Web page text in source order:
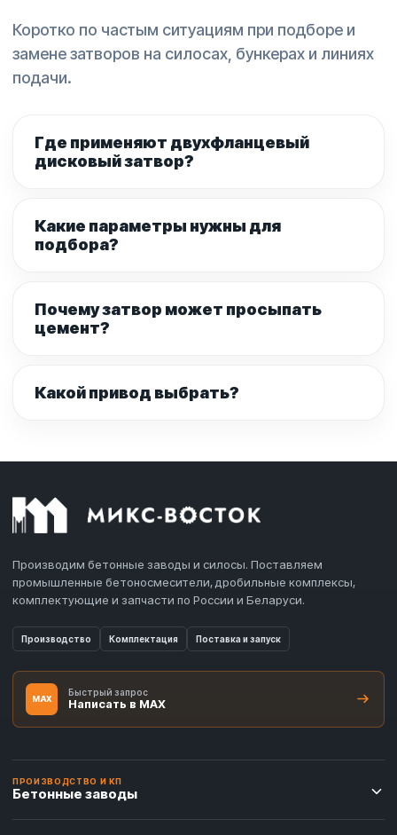
Коротко по частым ситуациям при подборе и
замене затворов на силосах, бункерах и линиях
подачи.
Где применяют двухфланцевый
дисковый затвор?
Какие параметры нужны для
подбора?
Почему затвор может просыпать
цемент?
Какой привод выбрать?
Производим бетонные заводы и силосы. Поставляем
промышленные бетоносмесители, дробильные комплексы,
комплектующие и запчасти по России и Беларуси.
Производство Комплектация Поставка и запуск
MAX
Быстрый запрос
Написать в MAX
ПРОИЗВОДСТВО И КП
Бетонные заводы